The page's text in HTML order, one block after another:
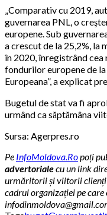
„Comparativ cu 2019,
guvernarea PNL, o
europene. Sub
a crescut de la 25,2%, la
în 2020, înregistrând cea
fondurilor europene de
Europeana”, a explicat
Bugetul de stat va fi
urmând ca săptămâna
Sursa: Agerpres.ro
Pe InfoMoldova.Ropoți
advertorialecu un link
urmăritorii și viitorii clienți
cadrul organizației pe